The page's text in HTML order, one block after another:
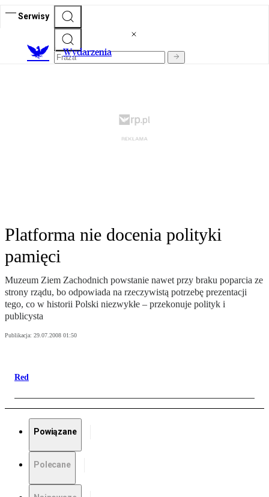
Serwisy
Wydarzenia
Platforma nie docenia polityki
pamięci
Muzeum Ziem Zachodnich powstanie nawet przy braku poparcia ze
strony rządu, bo odpowiada na rzeczywistą potrzebę prezentacji
tego, co w historii Polski niezwykłe – przekonuje polityk i
publicysta
Publikacja: 29.07.2008 01:50
Red
Powiązane
Polecane